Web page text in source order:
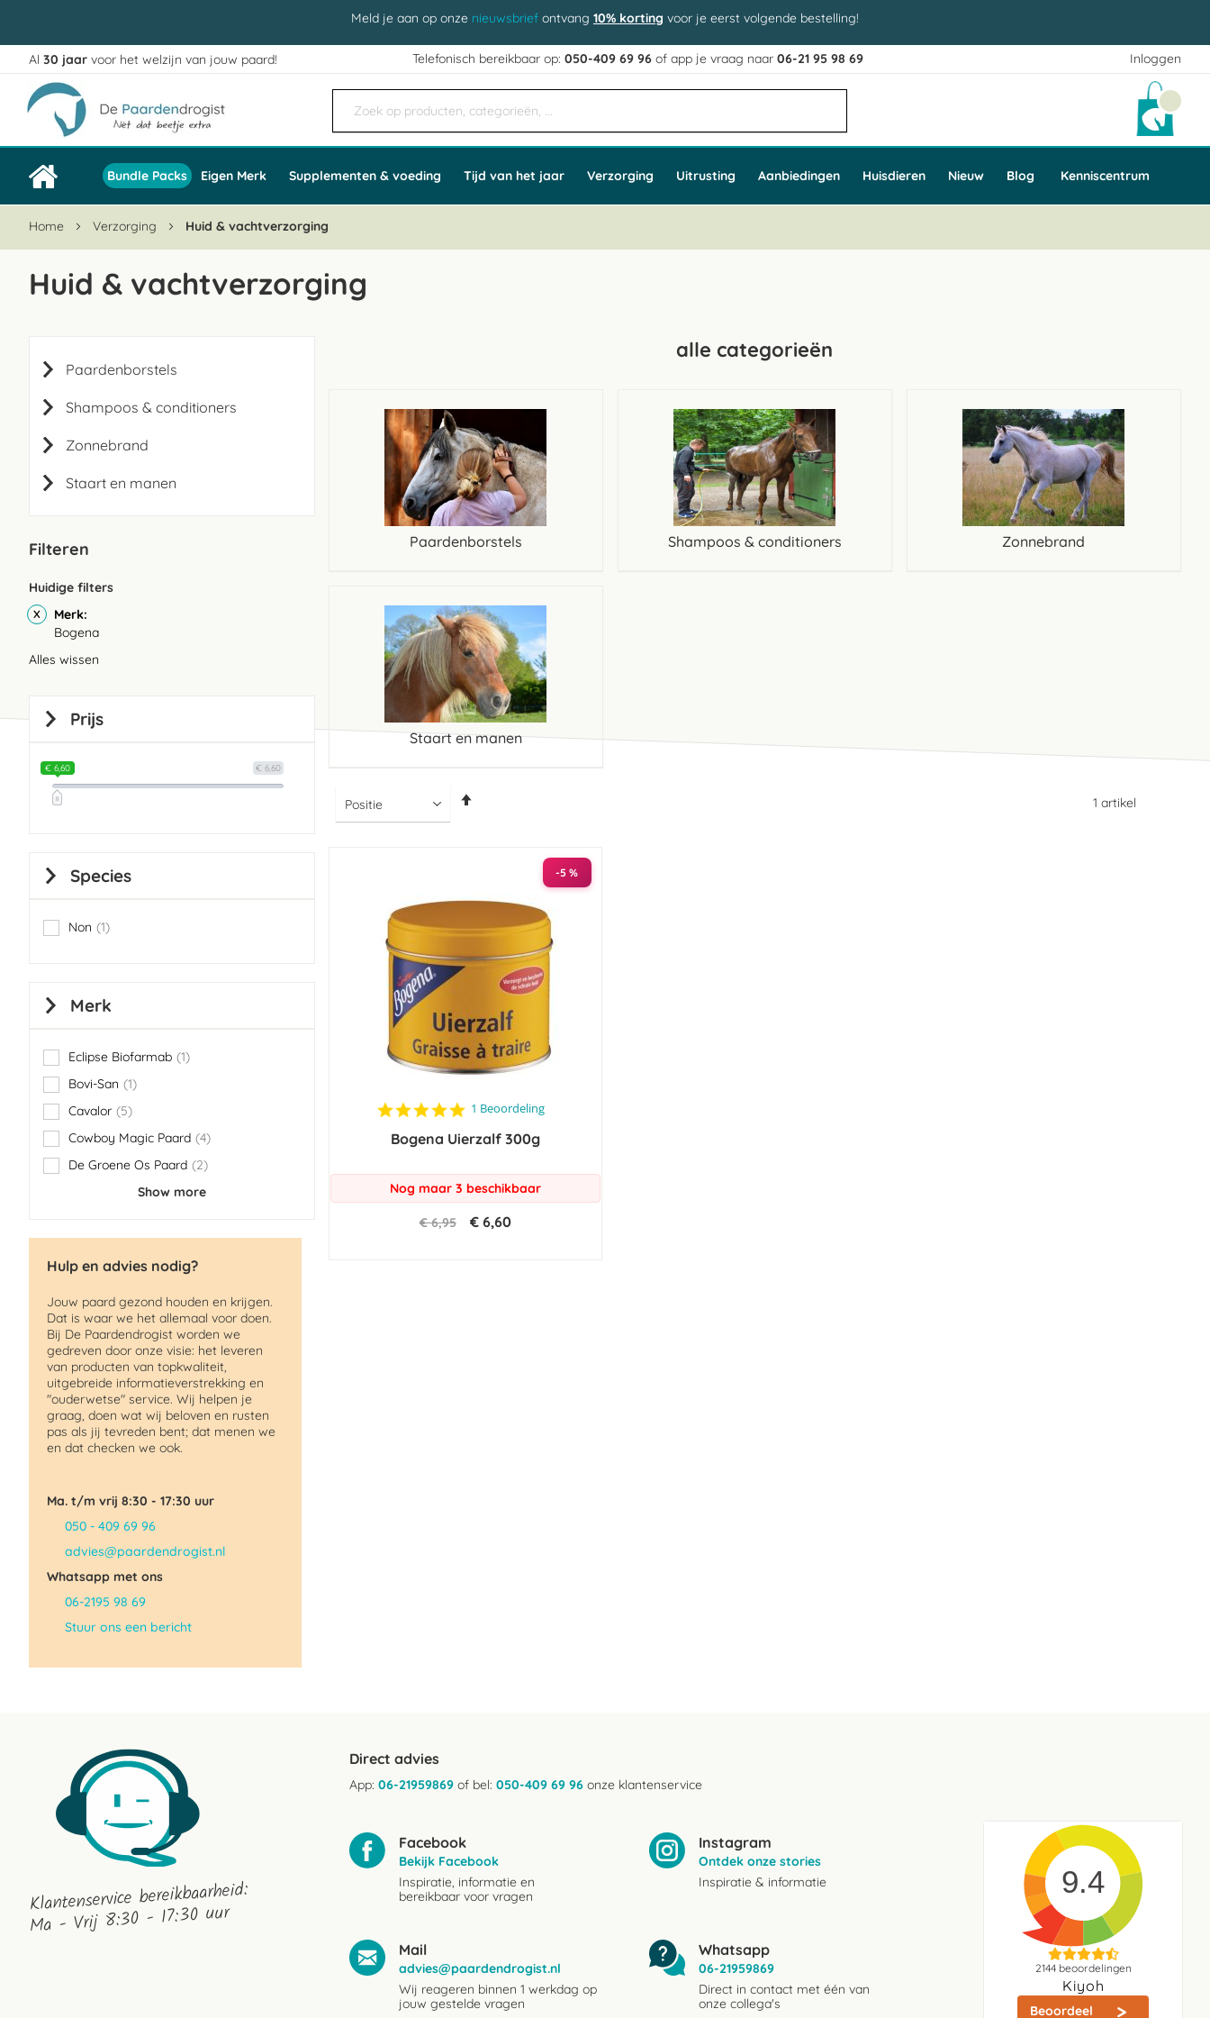
Meld je aan op onze nieuwsbrief ontvang 10% korting voor je eerst volgende bestelling!
Inloggen
Ga
naar
de
inhoud
Al 30 jaar voor het welzijn van jouw paard! Telefonisch bereikbaar op:050-409 69 96 of app je vraag naar06-21 95 98 69
Bundle Packs Eigen Merk Supplementen & voeding Tijd van het jaar Verzorging Uitrusting Aanbiedingen Huisdieren Nieuw Blog Kenniscentrum
Home Verzorging Huid & vachtverzorging
Huid & vachtverzorging
alle categorieën
Paardenborstels Shampoos & conditioners Zonnebrand
Staart en manen
1 artikel
-5 %
5.0
rating
1 Beoordeling
Bogena Uierzalf 300g
Nog maar 3 beschikbaar
€ 6,95 € 6,60
Paardenborstels
Shampoos & conditioners
Zonnebrand
Staart en manen
Filteren
Huidige filters
Merk
Bogena
Alles wissen
Prijs
€ 6,60
€ 6,60
Species
Non 1
item
Merk
Eclipse Biofarmab 1
item
Bovi-San
1
item
Cavalor
5
items
Cowboy Magic Paard 4
items
De Groene Os Paard
2
items
Show more
Hulp en advies nodig?
Jouw paard gezond houden en krijgen.
Dat is waar we het allemaal voor doen.
Bij De Paardendrogist worden we
gedreven door onze visie: het leveren
van producten van topkwaliteit,
uitgebreide informatieverstrekking en
"ouderwetse" service. Wij helpen je
graag, doen wat wij beloven en rusten
pas als jij tevreden bent; dat menen we
en dat checken we ook.
Ma. t/m vrij 8:30 - 17:30 uur
050 - 409 69 96
advies@paardendrogist.nl
Whatsapp met ons
06-2195 98 69
Stuur ons een bericht
Klantenservice bereikbaarheid:
Ma - Vrij 8:30 - 17:30 uur
Direct advies
App: 06-21959869 of bel: 050-409 69 96 onze klantenservice
Facebook
Bekijk Facebook
Inspiratie, informatie en
bereikbaar voor vragen
Instagram
Ontdek onze stories
Inspiratie & informatie
Mail
advies@paardendrogist.nl
Wij reageren binnen 1 werkdag op
jouw gestelde vragen
Whatsapp
06-21959869
Direct in contact met één van
onze collega's
9.4
2144beoordelingen
Kiyoh
Beoordeel